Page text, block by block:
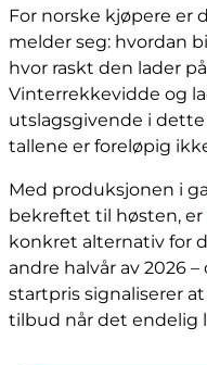
For norske kjøpere er
melder seg: hvordan
hvor raskt den lader
Vinterrekkevidde og
utslagsgivende i
tallene er foreløpig
Med produksjonen i
bekreftet til høsten, er
konkret alternativ for
andre halvår av 2026
startpris signaliserer
tilbud når det endelig